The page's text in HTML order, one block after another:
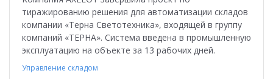
тиражированию решения для автоматизации складов
компании «Терна Светотехника», входящей в группу
компаний «ТЕРНА». Система введена в промышленную
эксплуатацию на объекте за 13 рабочих дней.
Управление складом